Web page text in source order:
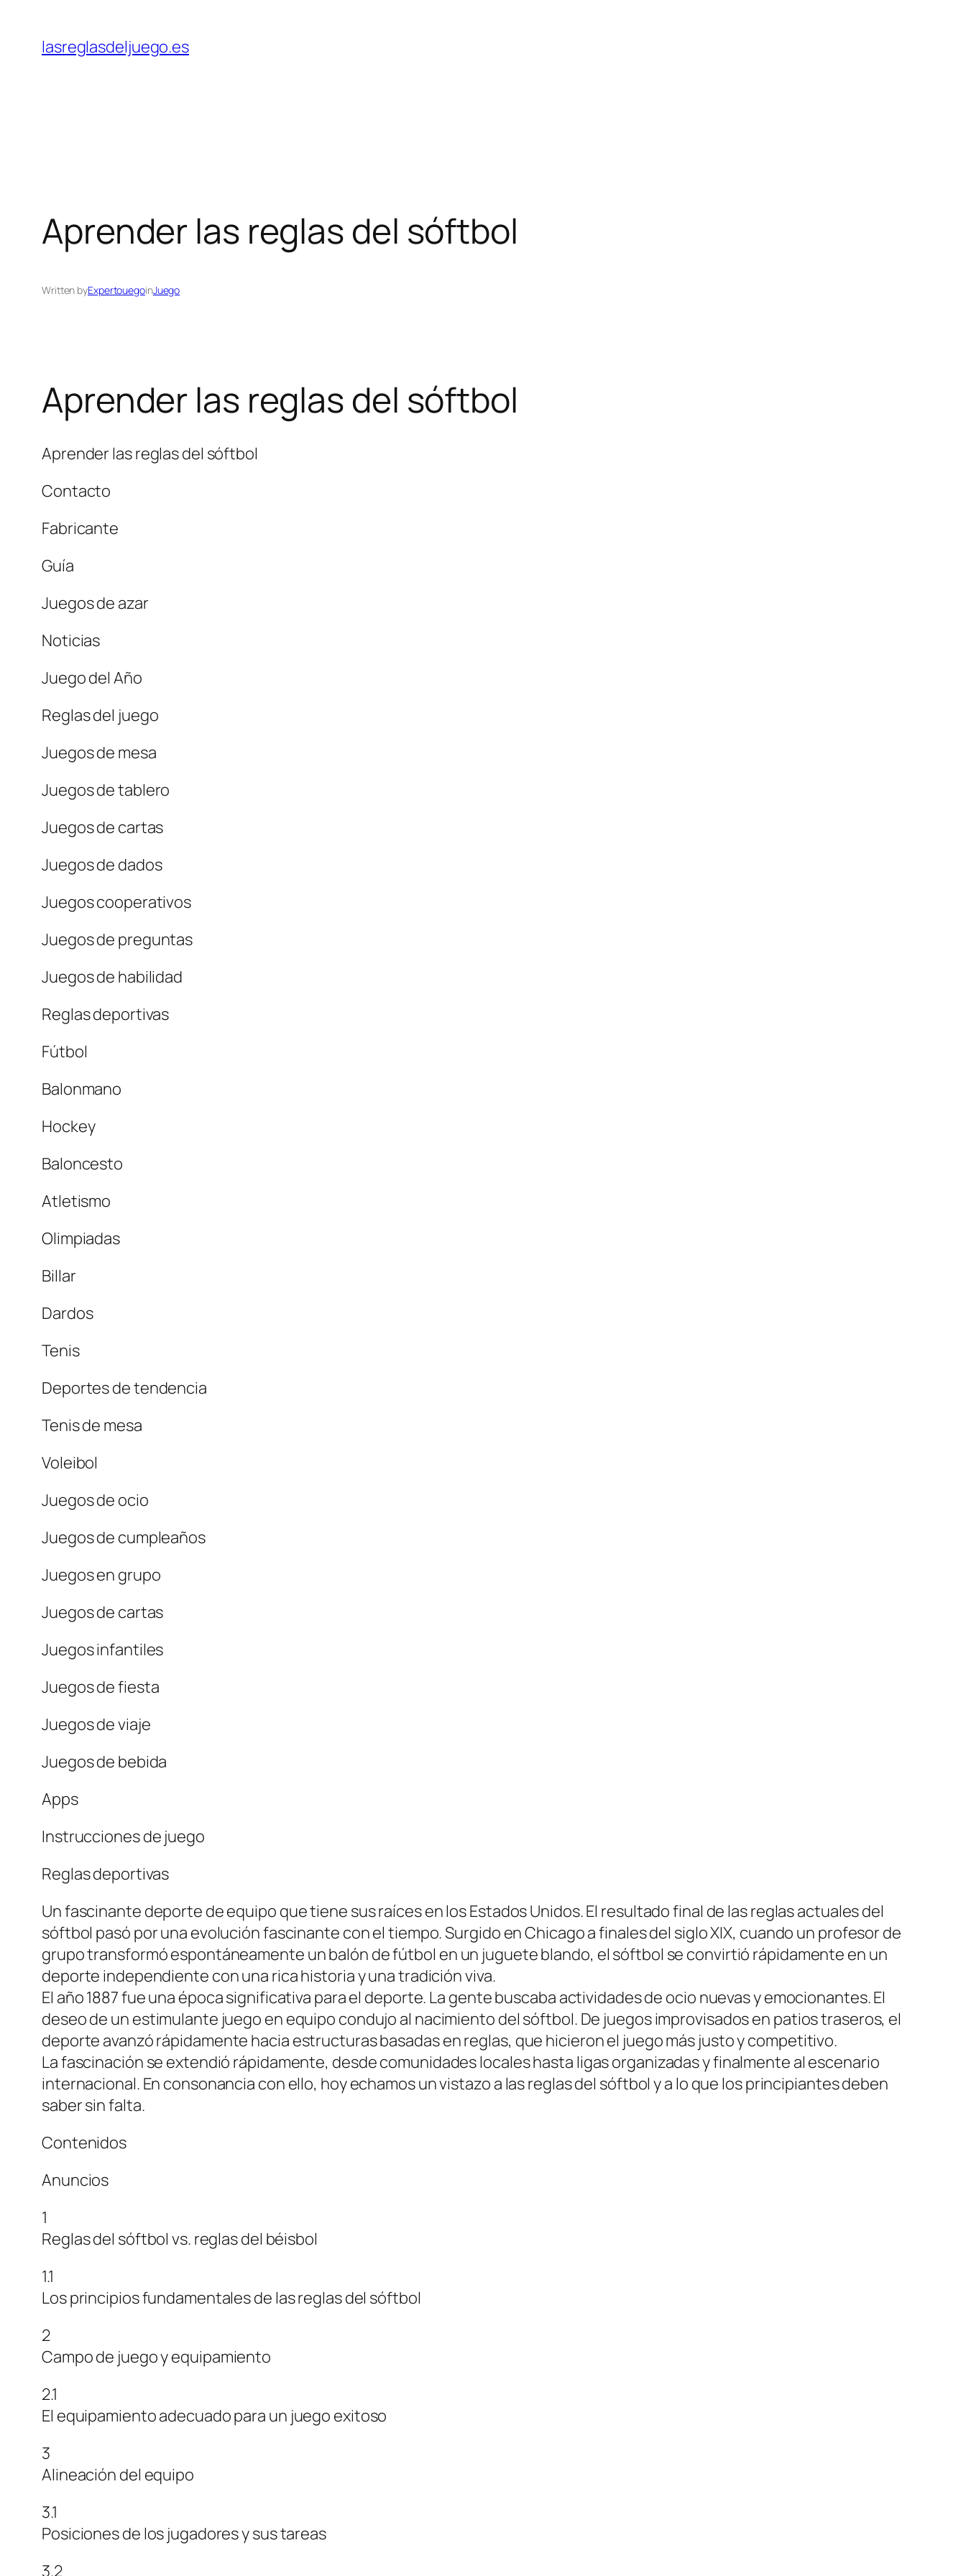
content
lasreglasdeljuego.es
Aprender las reglas del sóftbol
Written byExpertouegoinJuego
Aprender las reglas del sóftbol
Aprender las reglas del sóftbol
Contacto
Fabricante
Guía
Juegos de azar
Noticias
Juego del Año
Reglas del juego
Juegos de mesa
Juegos de tablero
Juegos de cartas
Juegos de dados
Juegos cooperativos
Juegos de preguntas
Juegos de habilidad
Reglas deportivas
Fútbol
Balonmano
Hockey
Baloncesto
Atletismo
Olimpiadas
Billar
Dardos
Tenis
Deportes de tendencia
Tenis de mesa
Voleibol
Juegos de ocio
Juegos de cumpleaños
Juegos en grupo
Juegos de cartas
Juegos infantiles
Juegos de fiesta
Juegos de viaje
Juegos de bebida
Apps
Instrucciones de juego
Reglas deportivas
Un fascinante deporte de equipo que tiene sus raíces en los Estados Unidos. El resultado final de las reglas actuales del
sóftbol pasó por una evolución fascinante con el tiempo. Surgido en Chicago a finales del siglo XIX, cuando un profesor de
grupo transformó espontáneamente un balón de fútbol en un juguete blando, el sóftbol se convirtió rápidamente en un
deporte independiente con una rica historia y una tradición viva.
El año 1887 fue una época significativa para el deporte. La gente buscaba actividades de ocio nuevas y emocionantes. El
deseo de un estimulante juego en equipo condujo al nacimiento del sóftbol. De juegos improvisados en patios traseros, el
deporte avanzó rápidamente hacia estructuras basadas en reglas, que hicieron el juego más justo y competitivo.
La fascinación se extendió rápidamente, desde comunidades locales hasta ligas organizadas y finalmente al escenario
internacional. En consonancia con ello, hoy echamos un vistazo a las reglas del sóftbol y a lo que los principiantes deben
saber sin falta.
Contenidos
Anuncios
1
Reglas del sóftbol vs. reglas del béisbol
1.1
Los principios fundamentales de las reglas del sóftbol
2
Campo de juego y equipamiento
2.1
El equipamiento adecuado para un juego exitoso
3
Alineación del equipo
3.1
Posiciones de los jugadores y sus tareas
3.2